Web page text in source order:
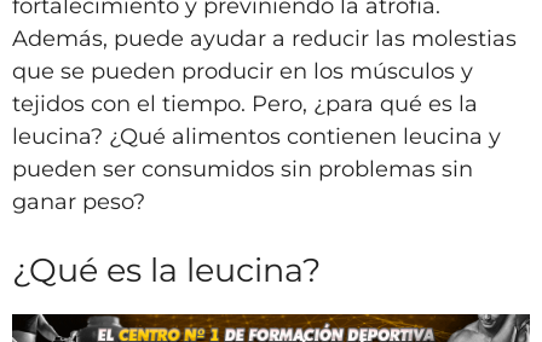
fortalecimiento y previniendo la atrofia.
Además, puede ayudar a reducir las molestias
que se pueden producir en los músculos y
tejidos con el tiempo. Pero, ¿para qué es la
leucina? ¿Qué alimentos contienen leucina y
pueden ser consumidos sin problemas sin
ganar peso?
¿Qué es la leucina?